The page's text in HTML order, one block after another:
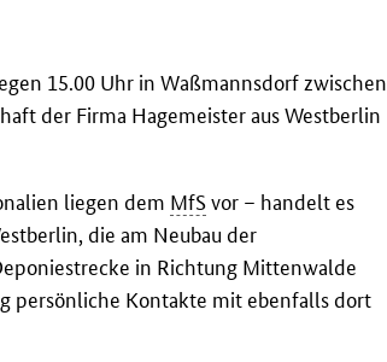
15.00 Uhr in Waßmannsdorf zwischen
der Firma Hagemeister aus Westberlin
liegen dem MfSvor – handelt es
die am Neubau der
in Richtung Mittenwalde
persönliche Kontakte mit ebenfalls dort